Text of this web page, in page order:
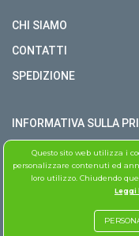
CHI SIAMO
CONTATTI
SPEDIZIONE
INFORMATIVA SULLA
COPYRIGHT © BIERRE
TUTTI I DIRITTI
ASSISTENZA FOLLETTO
Questo sito web utilizza i
personalizzare contenuti ed
loro utilizzo. Chiudendo
Leggi